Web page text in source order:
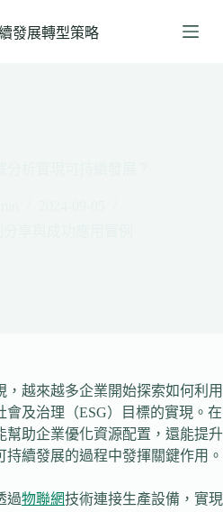
發展轉型策略
，越來越多企業開始探索如何利用
及治理（ESG）目標的實現。在
幫助企業優化資源配置，還能提升
續發展的過程中發揮關鍵作用。
過物聯網技術連接生產設備，實現